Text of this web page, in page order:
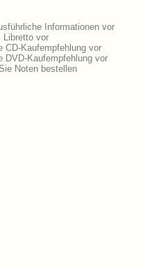
Informationen vor
Libretto vor
CD-Kaufempfehlung vor
DVD-Kaufempfehlung vor
Noten bestellen